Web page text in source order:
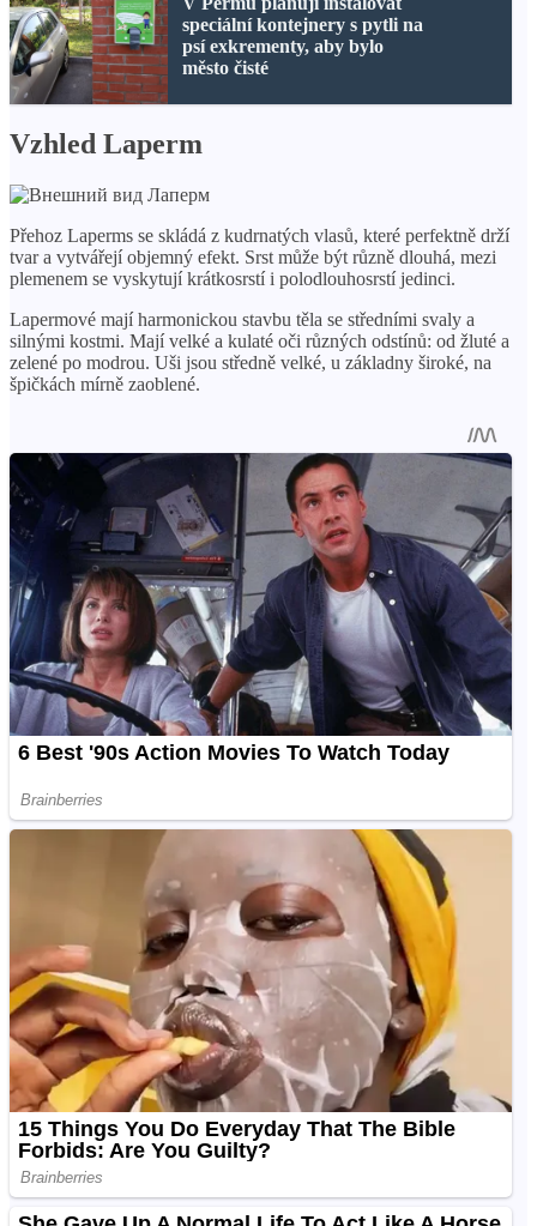
speciální kontejnery s pytli na
psí exkrementy, aby bylo
město čisté
Vzhled Laperm
Přehoz Laperms se skládá z kudrnatých vlasů, které perfektně drží
tvar a vytvářejí objemný efekt. Srst může být různě dlouhá, mezi
plemenem se vyskytují krátkosrstí i polodlouhosrstí jedinci.
Lapermové mají harmonickou stavbu těla se středními svaly a
silnými kostmi. Mají velké a kulaté oči různých odstínů: od žluté a
zelené po modrou. Uši jsou středně velké, u základny široké, na
špičkách mírně zaoblené.